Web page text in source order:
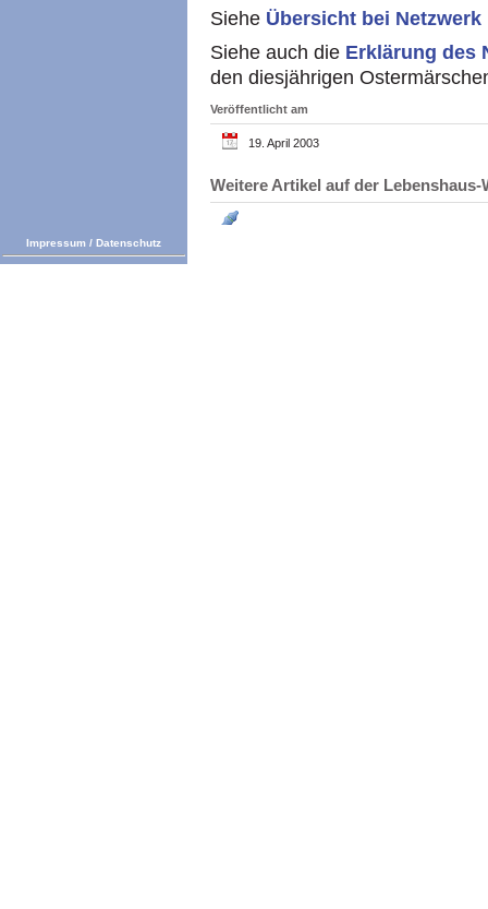
Siehe Übersicht bei
Siehe auch die Erklärung des
den diesjährigen
Veröffentlicht am
19. April 2003
Weitere Artikel auf der
Impressum / Datenschutz